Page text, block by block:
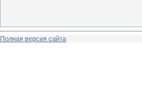
Полная версия сайта